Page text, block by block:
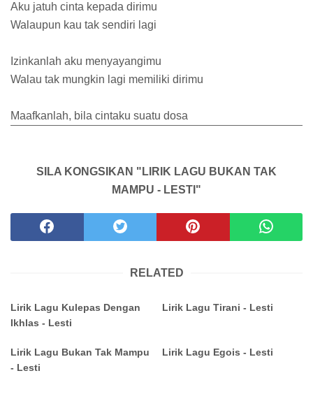
Aku jatuh cinta kepada dirimu
Walaupun kau tak sendiri lagi
Izinkanlah aku menyayangimu
Walau tak mungkin lagi memiliki dirimu
Maafkanlah, bila cintaku suatu dosa
SILA KONGSIKAN "LIRIK LAGU BUKAN TAK
MAMPU - LESTI"
RELATED
Lirik Lagu Kulepas Dengan
Ikhlas - Lesti
Lirik Lagu Tirani - Lesti
Lirik Lagu Bukan Tak Mampu
- Lesti
Lirik Lagu Egois - Lesti